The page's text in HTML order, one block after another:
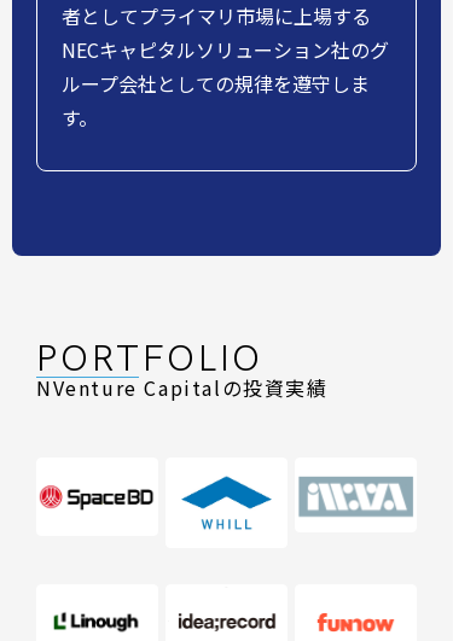
者としてプライマリ市場に上場する
NECキャピタルソリューション社のグ
ループ会社としての規律を遵守しま
す。
PORTFOLIO
NVenture Capitalの投資実績